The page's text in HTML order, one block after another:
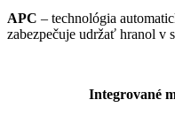
APC – technológia
zabezpečuje udržať hranol v
Integrované